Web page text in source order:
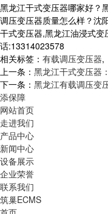
黑龙江干式变压器哪家好？
调压变压器质量怎么样？沈
干式变压器,黑龙江油浸式
话:13314023578
相关标签： 有载调压变压器,
上一条： 黑龙江干式变压器
下一条： 黑龙江有载调压变
添保障
网站首页
走进我们
产品中心
新闻中心
设备展示
企业荣誉
联系我们
筑巢ECMS